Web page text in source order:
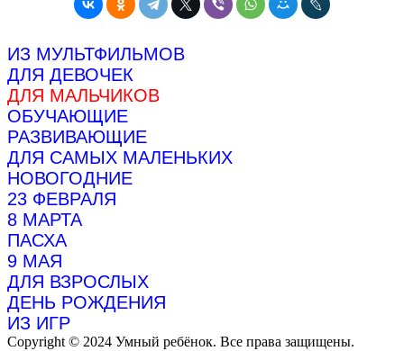
ИЗ МУЛЬТФИЛЬМОВ
ДЛЯ ДЕВОЧЕК
ДЛЯ МАЛЬЧИКОВ
ОБУЧАЮЩИЕ
РАЗВИВАЮЩИЕ
ДЛЯ САМЫХ МАЛЕНЬКИХ
НОВОГОДНИЕ
23 ФЕВРАЛЯ
8 МАРТА
ПАСХА
9 МАЯ
ДЛЯ ВЗРОСЛЫХ
ДЕНЬ РОЖДЕНИЯ
ИЗ ИГР
Copyright © 2024 Умный ребёнок. Все права защищены.